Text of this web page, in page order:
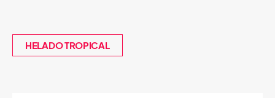
HELADO TROPICAL